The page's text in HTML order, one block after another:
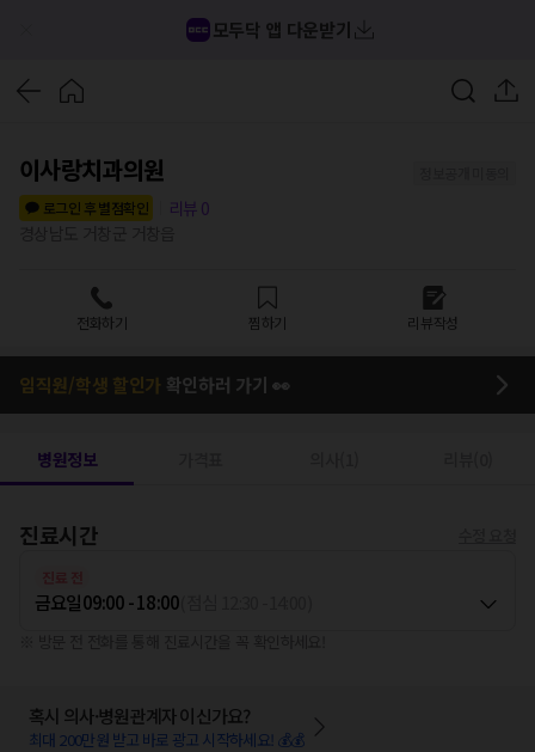
모두닥 앱 다운받기
이사랑치과의원
로그인 후 별점확인
리뷰 0
전화하기 찜하기 리뷰작성
임직원/학생 할인가 확인하러 가기 👀
병원정보
진료시간
금요일09:00 - 18:00
혹시 의사·병원관계자 이신가요?
최대 200만원 받고 바로 광고 시작하세요! 💰💰